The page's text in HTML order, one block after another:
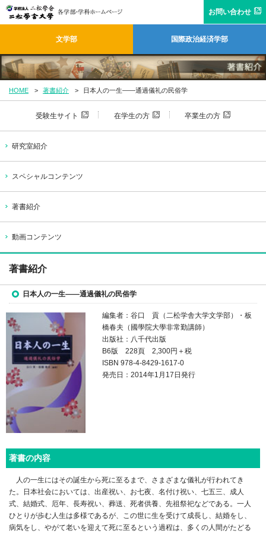
お問い合わせ
文学部 国際政治経済学部
HOME 著書紹介 日本人の一生――通過儀礼の民俗学
受験生サイト 在学生の方 卒業生の方
研究室紹介
スペシャルコンテンツ
著書紹介
動画コンテンツ
著書紹介
日本人の一生――通過儀礼の民俗学
編集者：谷口 貢（二松学舎大学文学部）・板
橋春夫（國學院大學非常勤講師）
出版社：八千代出版
B6版 228頁 2,300円＋税
ISBN 978-4-8429-1617-0
発売日：2014年1月17日発行
著書の内容
人の一生にはその誕生から死に至るまで、さまざまな儀礼が行われてき
た。日本社会においては、出産祝い、お七夜、名付け祝い、七五三、成人
式、結婚式、厄年、長寿祝い、葬送、死者供養、先祖祭祀などである。一人
ひとりが歩む人生は多様であるが、この世に生を受けて成長し、結婚をし、
病気をし、やがて老いを迎えて死に至るという過程は、多くの人間がたどる